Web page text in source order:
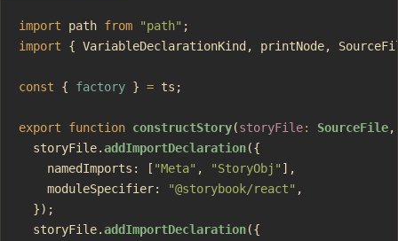
import path from "path" ;
import { VariableDeclarationKind, printNode,
const { factory } = ts;
export function constructStory(storyFile: SourceFile
  storyFile.
addImportDeclaration({
    namedImports: [
"Meta" , "StoryObj" ],
    moduleSpecifier:
"@storybook/react" ,
  });
  storyFile.
addImportDeclaration({